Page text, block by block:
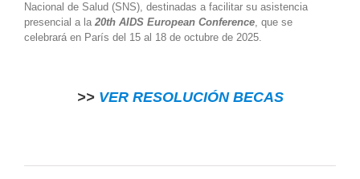
Nacional de Salud (SNS), destinadas a facilitar su asistencia
presencial a la 20th AIDS European Conference, que se
celebrará en París del 15 al 18 de octubre de 2025.
>> VER RESOLUCIÓN BECAS